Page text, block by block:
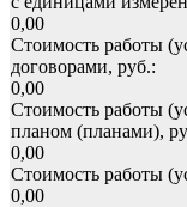
0,00
Стоимость работы
договорами, руб.:
0,00
Стоимость работы
планом (планами),
0,00
Стоимость работы
0,00